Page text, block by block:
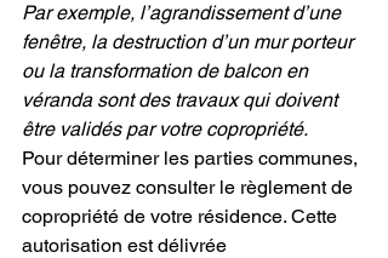
Par exemple, l’agrandissement d’une
fenêtre, la destruction d’un mur porteur
ou la transformation de balcon en
véranda sont des travaux qui doivent
être validés par votre copropriété.
Pour déterminer les parties communes,
vous pouvez consulter le règlement de
copropriété de votre résidence. Cette
autorisation est délivrée